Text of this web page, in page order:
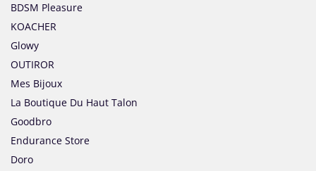
BDSM Pleasure
KOACHER
Glowy
OUTIROR
Mes Bijoux
La Boutique Du Haut Talon
Goodbro
Endurance Store
Doro